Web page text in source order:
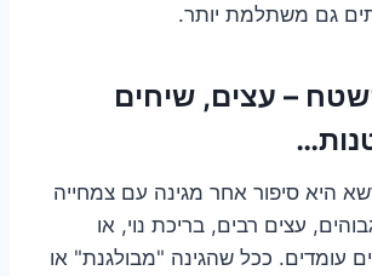
גם משתלמת יותר.
– עצים, שיחים
היא סיפור אחר מגינה עם צמחייה
עצים רבים, בריכת נוי, או
עומדים. ככל שהגינה "מבולגנת" או